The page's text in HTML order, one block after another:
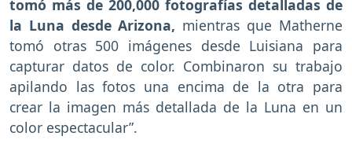
tomó más de 200,000 fotografías detalladas de
la Luna desde Arizona, mientras que Matherne
tomó otras 500 imágenes desde Luisiana para
capturar datos de color. Combinaron su trabajo
apilando las fotos una encima de la otra para
crear la imagen más detallada de la Luna en un
color espectacular”.